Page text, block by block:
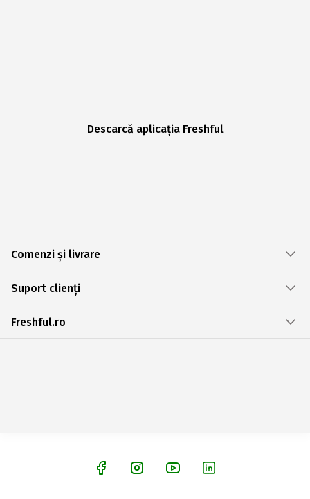
Descarcă aplicația Freshful
Comenzi și livrare
Suport clienți
Freshful.ro